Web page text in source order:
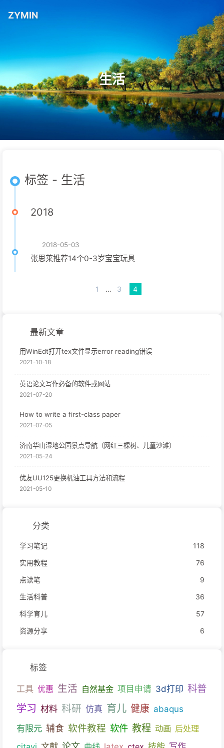
ZYMIN
生活
标签 - 生活
2018
2018-05-03
张思莱推荐14个0-3岁宝宝玩具
1 … 3 4
最新文章
用WinEdt打开tex文件显示error reading错误
2021-10-18
英语论文写作必备的软件或网站
2021-07-20
How to write a first-class paper
2021-07-05
济南华山湿地公园景点导航（网红三棵树、儿童沙滩）
2021-05-24
优友UU125更换机油工具方法和流程
2021-05-10
分类
学习笔记
118
实用教程
76
点读笔
9
生活科普
36
科学育儿
57
资源分享
6
标签
工具 优惠 生活 自然基金 项目申请 3d打印 科普
学习 材料 科研 仿真 育儿 健康 abaqus
有限元 辅食 软件教程 软件 教程 动画 后处理